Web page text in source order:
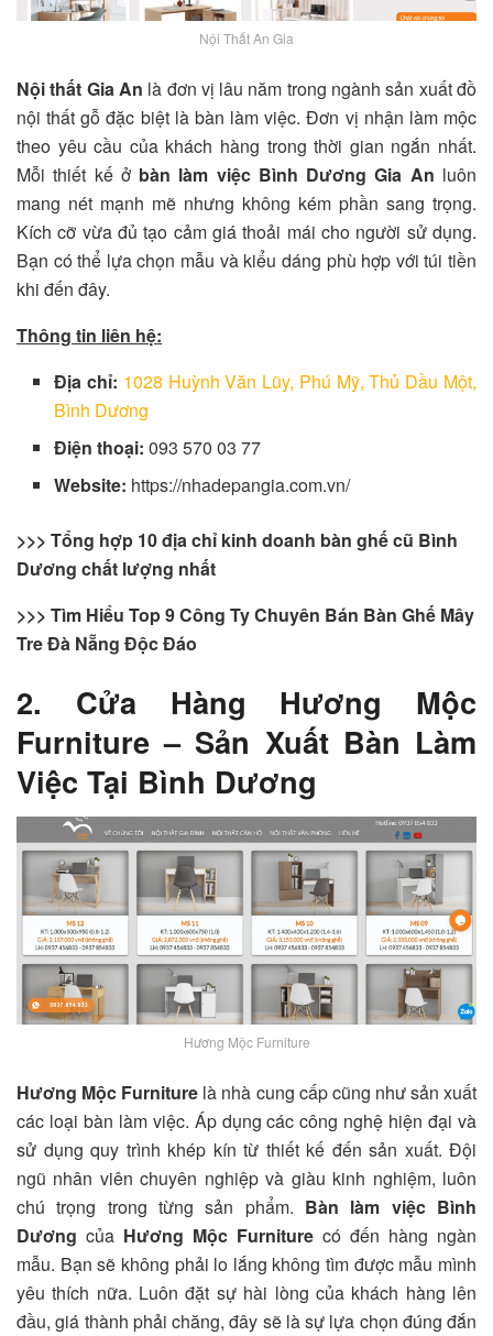
Nội Thất An Gia
Nội thất Gia An là đơn vị lâu năm trong ngành sản xuất đồ
nội thất gỗ đặc biệt là bàn làm việc. Đơn vị nhận làm mộc
theo yêu cầu của khách hàng trong thời gian ngắn nhất.
Mỗi thiết kế ở bàn làm việc Bình Dương Gia An luôn
mang nét mạnh mẽ nhưng không kém phần sang trọng.
Kích cỡ vừa đủ tạo cảm giá thoải mái cho người sử dụng.
Bạn có thể lựa chọn mẫu và kiểu dáng phù hợp với túi tiền
khi đến đây.
Thông tin liên hệ:
Địa chỉ: 1028 Huỳnh Văn Lũy, Phú Mỹ, Thủ Dầu Một,
Bình Dương
Điện thoại:093 570 03 77
Website: https://nhadepangia.com.vn/
>>> Tổng hợp 10 địa chỉ kinh doanh bàn ghế cũ Bình
Dương chất lượng nhất
>>> Tìm Hiểu Top 9 Công Ty Chuyên Bán Bàn Ghế Mây
Tre Đà Nẵng Độc Đáo
2. Cửa Hàng Hương Mộc
Furniture – Sản Xuất Bàn Làm
Việc Tại Bình Dương
Hương Mộc Furniture
Hương Mộc Furniture là nhà cung cấp cũng như sản xuất
các loại bàn làm việc. Áp dụng các công nghệ hiện đại và
sử dụng quy trình khép kín từ thiết kế đến sản xuất. Đội
ngũ nhân viên chuyên nghiệp và giàu kinh nghiệm, luôn
chú trọng trong từng sản phẩm. Bàn làm việc Bình
Dương của Hương Mộc Furniture có đến hàng ngàn
mẫu. Bạn sẽ không phải lo lắng không tìm được mẫu mình
yêu thích nữa. Luôn đặt sự hài lòng của khách hàng lên
đầu, giá thành phải chăng, đây sẽ là sự lựa chọn đúng đắn